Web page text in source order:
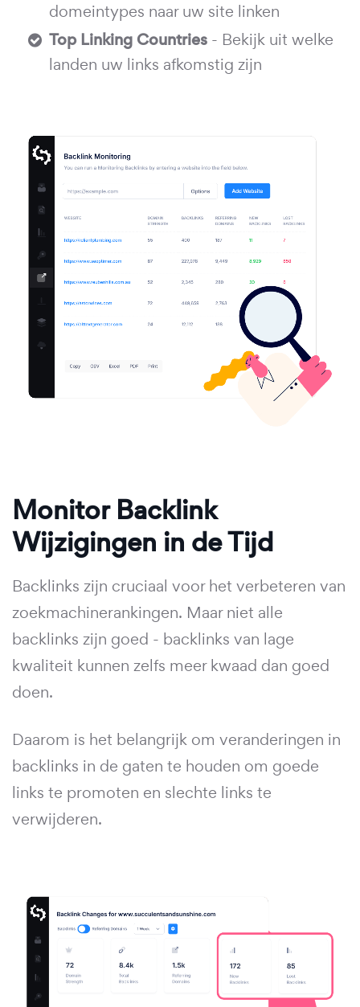
domeintypes naar uw site linken
Top Linking Countries - Bekijk uit welke
landen uw links afkomstig zijn
Monitor Backlink
Wijzigingen in de Tijd
Backlinks zijn cruciaal voor het verbeteren van
zoekmachinerankingen. Maar niet alle
backlinks zijn goed - backlinks van lage
kwaliteit kunnen zelfs meer kwaad dan goed
doen.
Daarom is het belangrijk om veranderingen in
backlinks in de gaten te houden om goede
links te promoten en slechte links te
verwijderen.